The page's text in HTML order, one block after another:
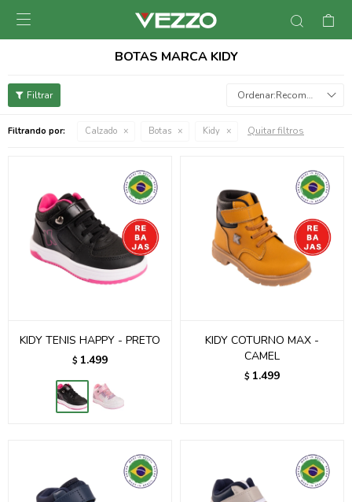

BOTAS MARCA KIDY
Recomendados
Filtrando por: Calzado Botas Kidy Quitar filtros
KIDY TENIS HAPPY - PRETO
$ 1.499
KIDY COTURNO MAX -
CAMEL
$ 1.499